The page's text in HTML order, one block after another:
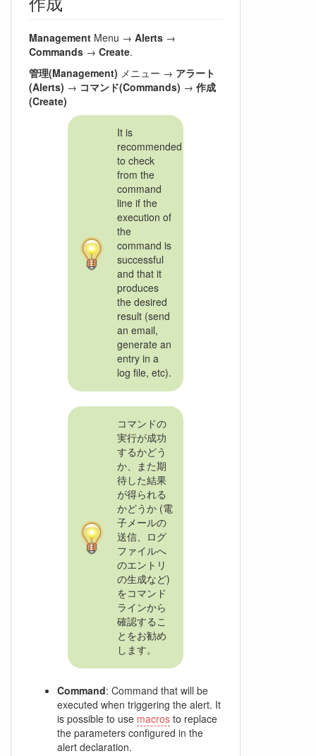
Management Menu → Alerts →
Commands → Create.
管理(Management) メニュー → アラート
(Alerts) → コマンド(Commands) → 作成
(Create)
It is
recommended
to check
from the
command
line if the
execution of
the
command is
successful
and that it
produces
the desired
result (send
an email,
generate an
entry in a
log file, etc).
コマンドの
実行が成功
するかどう
か、また期
待した結果
が得られる
かどうか (電
子メールの
送信、ログ
ファイルへ
のエントリ
の生成など)
をコマンド
ラインから
確認するこ
とをお勧め
します。
Command: Command that will be
executed when triggering the alert. It
is possible to use macros to replace
the parameters configured in the
alert declaration.